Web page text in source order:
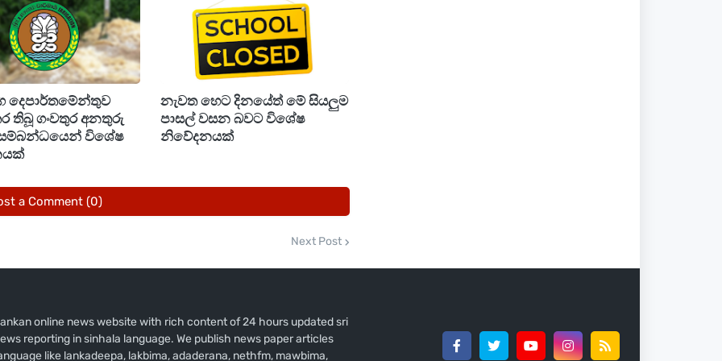
වීමෙන්, සිසුන්ට මුල් සූදානම් වීමට වැඩි කාලයක්
ඇත.
අධ්‍යාපන අවසානයේ විභාගය. තරඟකාරී විභාගයක්
සිසුන්ගේ සූදානම්වීමේදී මූලික දැනුම මත අවධානය
කරන්න.
සඳහා ප්‍රධාන විභාගය. විෂයන් අනුව වෙනස්
නිකුත් වනු ඇත.
කළමනාකරණය කරන්න.
දෙපාර්තමේන්තුව
තිබූ ගංවතුර අනතුරු
විශේෂ
නැවත හෙට දිනයේත් මේ සියලුම
පාසල් වසන බවට විශේෂ
නිවේදනයක්
a Comment (0)
Next Post
online news website with rich content of 24 hours updated sri
reporting in sinhala language. We publish news paper articles
like lankadeepa, lakbima, adaderana, nethfm, mawbima,